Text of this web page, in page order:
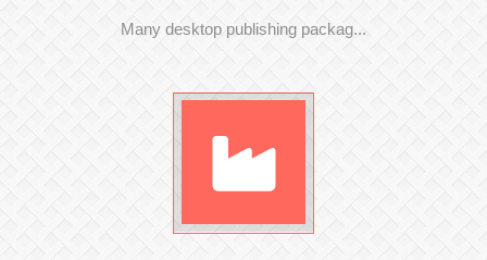
Many desktop publishing packag...